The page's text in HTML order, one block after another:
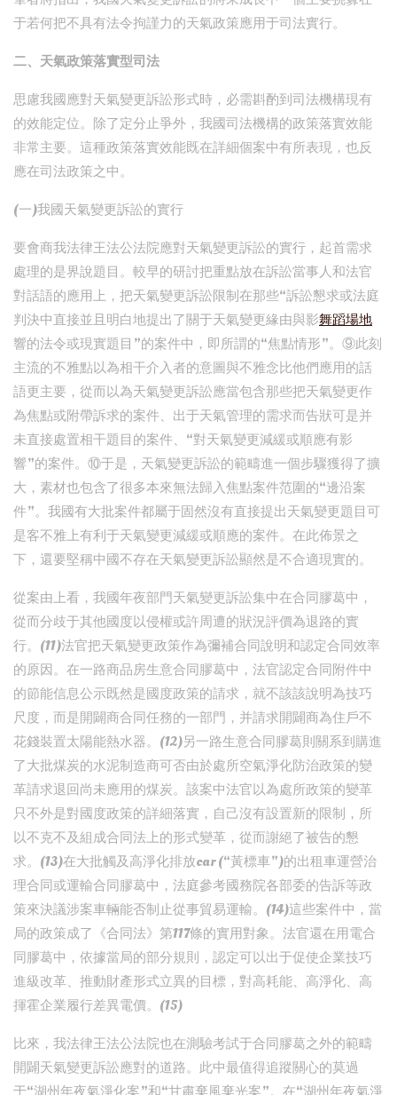
于若何把不具有法令拘謹力的天氣政策應用于司法實行。
二、天氣政策落實型司法
思慮我國應對天氣變更訴訟形式時，必需斟酌到司法機構現有
的效能定位。除了定分止爭外，我國司法機構的政策落實效能
非常主要。這種政策落實效能既在詳細個案中有所表現，也反
應在司法政策之中。
(一)我國天氣變更訴訟的實行
要會商我法律王法公法院應對天氣變更訴訟的實行，起首需求
處理的是界說題目。較早的研討把重點放在訴訟當事人和法官
對話語的應用上，把天氣變更訴訟限制在那些“訴訟懇求或法庭
判決中直接並且明白地提出了關于天氣變更緣由與影舞蹈場地
響的法令或現實題目”的案件中，即所謂的“焦點情形”。⑨此刻
主流的不雅點以為相干介入者的意圖與不雅念比他們應用的話
語更主要，從而以為天氣變更訴訟應當包含那些把天氣變更作
為焦點或附帶訴求的案件、出于天氣管理的需求而告狀可是并
未直接處置相干題目的案件、“對天氣變更減緩或順應有影
響”的案件。⑩于是，天氣變更訴訟的範疇進一個步驟獲得了擴
大，素材也包含了很多本來無法歸入焦點案件范圍的“邊沿案
件”。我國有大批案件都屬于固然沒有直接提出天氣變更題目可
是客不雅上有利于天氣變更減緩或順應的案件。在此佈景之
下，還要堅稱中國不存在天氣變更訴訟顯然是不合適現實的。
從案由上看，我國年夜部門天氣變更訴訟集中在合同膠葛中，
從而分歧于其他國度以侵權或許周遭的狀況評價為退路的實
行。(11)法官把天氣變更政策作為彌補合同說明和認定合同效率
的原因。在一路商品房生意合同膠葛中，法官認定合同附件中
的節能信息公示既然是國度政策的請求，就不該該說明為技巧
尺度，而是開闢商合同任務的一部門，并請求開闢商為住戶不
花錢裝置太陽能熱水器。(12)另一路生意合同膠葛則關系到購進
了大批煤炭的水泥制造商可否由於處所空氣淨化防治政策的變
革請求退回尚未應用的煤炭。該案中法官以為處所政策的變革
只不外是對國度政策的詳細落實，自己沒有設置新的限制，所
以不克不及組成合同法上的形式變革，從而謝絕了被告的懇
求。(13)在大批觸及高淨化排放car (“黃標車”)的出租車運營治
理合同或運輸合同膠葛中，法庭參考國務院各部委的告訴等政
策來決議涉案車輛能否制止從事貿易運輸。(14)這些案件中，當
局的政策成了《合同法》第117條的實用對象。法官還在用電合
同膠葛中，依據當局的部分規則，認定可以出于促使企業技巧
進級改革、推動財產形式立異的目標，對高耗能、高淨化、高
揮霍企業履行差異電價。(15)
比來，我法律王法公法院也在測驗考試于合同膠葛之外的範疇
開闢天氣變更訴訟應對的道路。此中最值得追蹤關心的莫過